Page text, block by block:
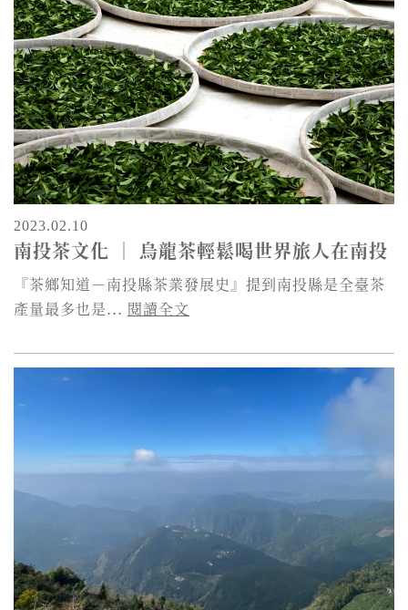
2023.02.10
南投茶文化 ｜ 烏龍茶輕鬆喝世界旅人在南投
『茶鄉知道－南投縣茶業發展史』提到南投縣是全臺茶
產量最多也是... 閱讀全文